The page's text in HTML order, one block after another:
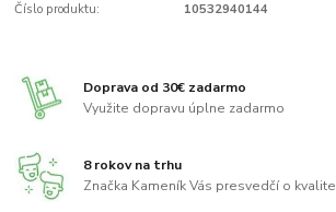
Číslo produktu: 10532940144
Doprava od 30€ zadarmo
Využite dopravu úplne zadarmo
8 rokov na trhu
Značka Kameník Vás presvedčí o kvalite